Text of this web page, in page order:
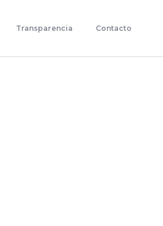
Transparencia Contacto